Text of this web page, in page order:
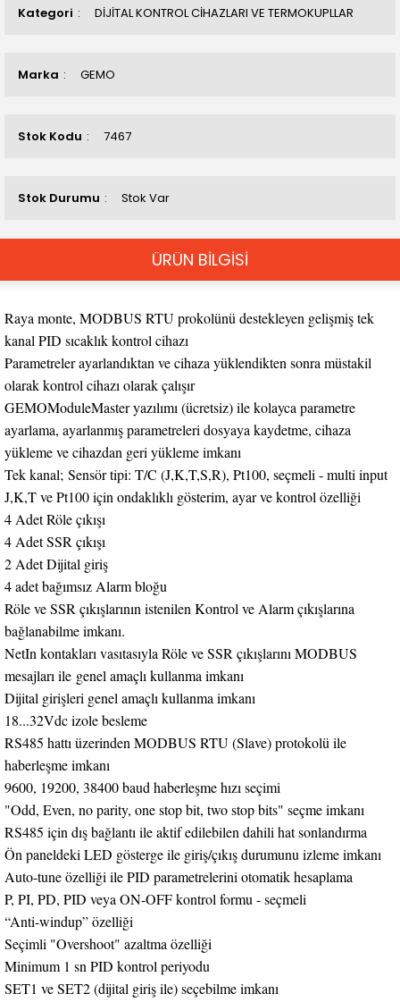
Kategori DİJİTAL KONTROL CİHAZLARI VE TERMOKUPLLAR
Marka GEMO
Stok Kodu 7467
Stok Durumu Stok Var
ÜRÜN BİLGİSİ
Raya monte, MODBUS RTU prokolünü destekleyen gelişmiş tek
kanal PID sıcaklık kontrol cihazı
Parametreler ayarlandıktan ve cihaza yüklendikten sonra müstakil
olarak kontrol cihazı olarak çalışır
GEMOModuleMaster yazılımı (ücretsiz) ile kolayca parametre
ayarlama, ayarlanmış parametreleri dosyaya kaydetme, cihaza
yükleme ve cihazdan geri yükleme imkanı
Tek kanal; Sensör tipi: T/C (J,K,T,S,R), Pt100, seçmeli - multi input
J,K,T ve Pt100 için ondaklıklı gösterim, ayar ve kontrol özelliği
4 Adet Röle çıkışı
4 Adet SSR çıkışı
2 Adet Dijital giriş
4 adet bağımsız Alarm bloğu
Röle ve SSR çıkışlarının istenilen Kontrol ve Alarm çıkışlarına
bağlanabilme imkanı.
NetIn kontakları vasıtasıyla Röle ve SSR çıkışlarını MODBUS
mesajları ile genel amaçlı kullanma imkanı
Dijital girişleri genel amaçlı kullanma imkanı
18...32Vdc izole besleme
RS485 hattı üzerinden MODBUS RTU (Slave) protokolü ile
haberleşme imkanı
9600, 19200, 38400 baud haberleşme hızı seçimi
"Odd, Even, no parity, one stop bit, two stop bits" seçme imkanı
RS485 için dış bağlantı ile aktif edilebilen dahili hat sonlandırma
Ön paneldeki LED gösterge ile giriş/çıkış durumunu izleme imkanı
Auto-tune özelliği ile PID parametrelerini otomatik hesaplama
P, PI, PD, PID veya ON-OFF kontrol formu - seçmeli
“Anti-windup” özelliği
Seçimli "Overshoot" azaltma özelliği
Minimum 1 sn PID kontrol periyodu
SET1 ve SET2 (dijital giriş ile) seçebilme imkanı